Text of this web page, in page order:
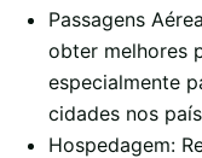
Passagens
obter melhores
especialmente
cidades nos
Hospedagem: